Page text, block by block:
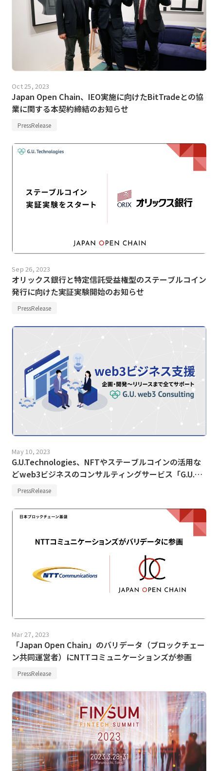
Oct 25, 2023
Japan Open Chain、IEO実施に向けたBitTradeとの協
業に関する本契約締結のお知らせ
PressRelease
Sep 26, 2023
オリックス銀行と特定信託受益権型のステーブルコイン
発行に向けた実証実験開始のお知らせ
PressRelease
May 10, 2023
G.U.Technologies、NFTやステーブルコインの活用な
どweb3ビジネスのコンサルティングサービス「G.U.
web3 Consulting」の提供開始のお知らせ
PressRelease
Mar 27, 2023
「Japan Open Chain」のバリデータ（ブロックチェー
ン共同運営者）にNTTコミュニケーションズが参画
PressRelease